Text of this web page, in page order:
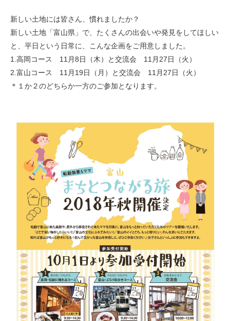
新しい土地には皆さん、慣れましたか？
新しい土地「富山県」で、たくさんの出会いや発見をしてほしい
と、平日という日常に、こんな企画をご用意しました。
1.高岡コース 11月8日（木）と交流会 11月27日（火）
2.富山コース 11月19日（月）と交流会 11月27日（火）
＊１か２のどちらか一方のご参加となります。